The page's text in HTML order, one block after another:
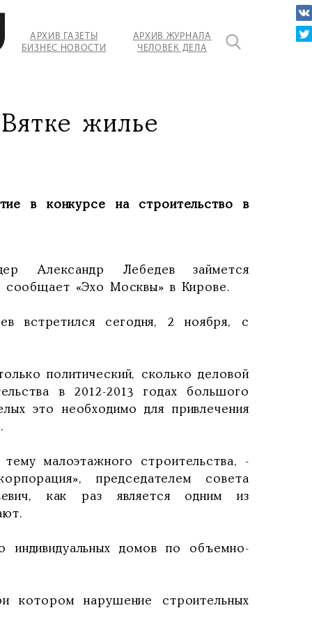
АРХИВ ГАЗЕТЫ
БИЗНЕС НОВОСТИ
АРХИВ ЖУРНАЛА
ЧЕЛОВЕК ДЕЛА
жилье
в конкурсе на строительство в
Александр Лебедев займется
сообщает «Эхо Москвы» в Кирове.
встретился сегодня, 2 ноября, с
политический, сколько деловой
в 2012-2013 годах большого
это необходимо для привлечения
малоэтажного строительства, -
председателем совета
как раз является одним из
домов по объемно-
котором нарушение строительных